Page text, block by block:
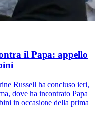
il Papa: appello
Russell ha concluso ieri,
dove ha incontrato Papa
in occasione della prima